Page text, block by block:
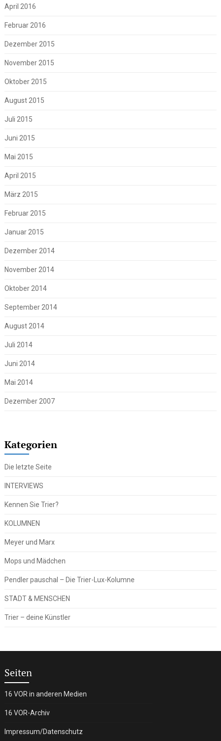
April 2016
Februar 2016
Dezember 2015
November 2015
Oktober 2015
August 2015
Juli 2015
Juni 2015
Mai 2015
April 2015
März 2015
Februar 2015
Januar 2015
Dezember 2014
November 2014
Oktober 2014
September 2014
August 2014
Juli 2014
Juni 2014
Mai 2014
Dezember 2007
Kategorien
Die letzte Seite
INTERVIEWS
Kennen Sie Trier?
KOLUMNEN
Meyer und Marx
Mops und Mädchen
Pendler pauschal – Die Trier-Lux-Kolumne
STADT & MENSCHEN
Trier – deine Künstler
Seiten
16 VOR in anderen Medien
16 VOR-Archiv
Impressum/Datenschutz